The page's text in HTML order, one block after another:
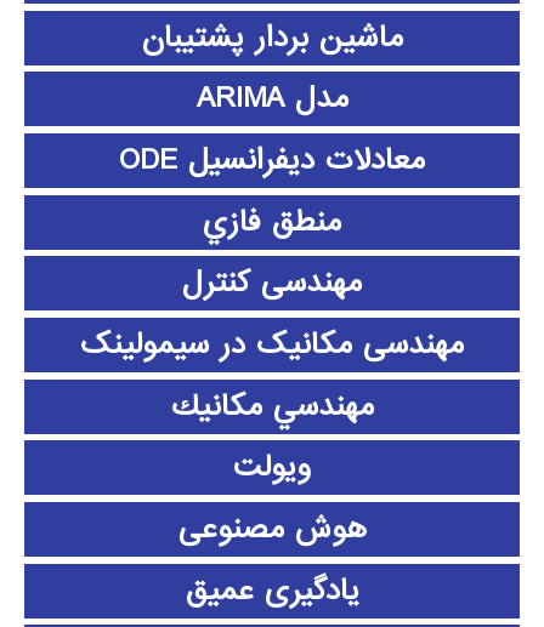
ماشین بردار پشتیبان
مدل ARIMA
معادلات دیفرانسیل ODE
منطق فازي
مهندسی کنترل
مهندسی مکانیک در سیمولینک
مهندسي مكانيك
ویولت
هوش مصنوعی
یادگیری عمیق